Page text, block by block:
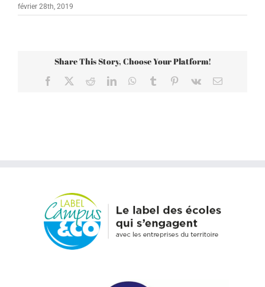
février 28th, 2019
Share This Story, Choose Your Platform!
Facebook RedditLinkedInWhatsApp
Tumblr Pinterest
Vk Email